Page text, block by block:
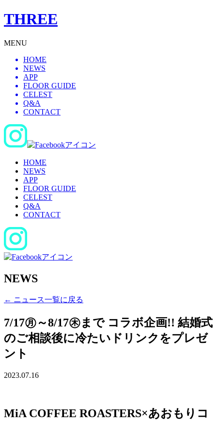
THREE
MENU
HOME
NEWS
APP
FLOOR GUIDE
CELEST
Q&A
CONTACT
HOME
NEWS
APP
FLOOR GUIDE
CELEST
Q&A
CONTACT
NEWS
← ニュース一覧に戻る
7/17㊊～8/17㊍まで コラボ企画!! 結婚式
のご相談後に冷たいドリンクをプレゼ
ント
2023.07.16
MiA COFFEE ROASTERS×あおもりコ